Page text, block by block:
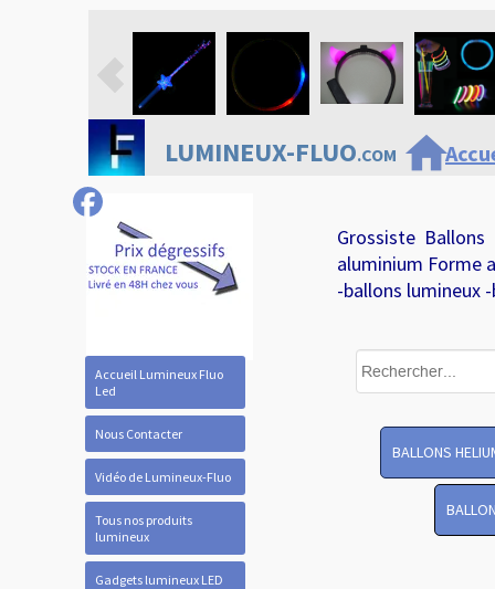
Accueil Lumineux Fluo
Led
Nous Contacter
Vidéo de Lumineux-Fluo
Tous nos produits
lumineux
Gadgets lumineux LED
LUMINEUX-FLUO.COMhome
Grossiste
aluminium Forme
-ballons lumineux
BALLONS